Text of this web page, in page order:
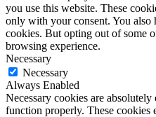
you use this website. These
only with your consent. You also
cookies. But opting out of some
browsing experience.
Necessary
Necessary
Always Enabled
Necessary cookies are
function properly. These cookies